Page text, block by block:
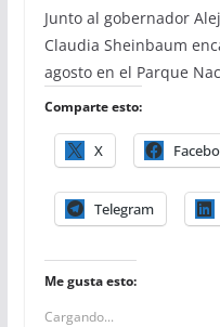
Junto al gobernador
Claudia Sheinbaum
agosto en el Parque
Comparte esto:
X
Telegram
Me gusta esto:
Cargando...